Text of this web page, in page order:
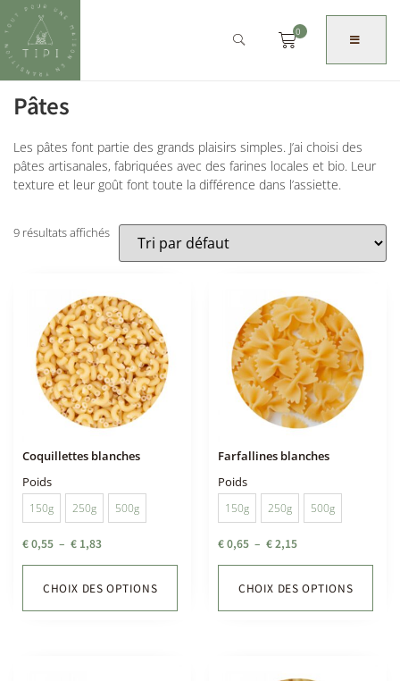
0
Pâtes
Les pâtes font partie des grands plaisirs simples. J’ai choisi des
pâtes artisanales, fabriquées avec des farines locales et bio. Leur
texture et leur goût font toute la différence dans l’assiette.
9 résultats affichés
Coquillettes blanches
Poids
150g 250g 500g
€0,55 – € 1,83
CHOIX DES OPTIONS
Farfallines blanches
Poids
150g 250g 500g
€0,65 – €2,15
CHOIX DES OPTIONS